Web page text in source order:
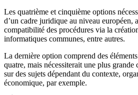
Les quatrième et cinquième options
d’un cadre juridique au niveau européen,
compatibilité des procédures via la
informatiques communes, entre autres.
La dernière option comprend des
quatre, mais nécessiterait une plus grande
sur des sujets dépendant du contexte,
économique, par exemple.